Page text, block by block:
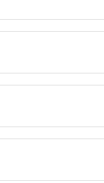
7/27～7/31
297,000円